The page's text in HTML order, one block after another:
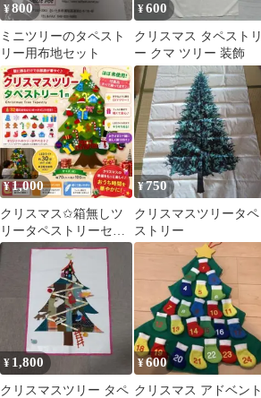
¥800
ミニツリーのタペスト
リー用布地セット
¥600
クリスマス タペストリ
ー クマ ツリー 装飾
¥1,000
クリスマス✩箱無しツ
リータペストリーセッ
ト
¥750
クリスマスツリータペ
ストリー
¥ 1,800
クリスマスツリー タペ
¥600
クリスマス アドベント